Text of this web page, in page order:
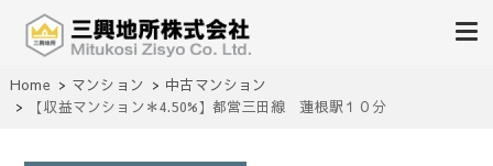
三興地所株式会社
Home マンション
中古マンション
【収益マンション＊4.50%】都営三田線 蓮根駅１０分